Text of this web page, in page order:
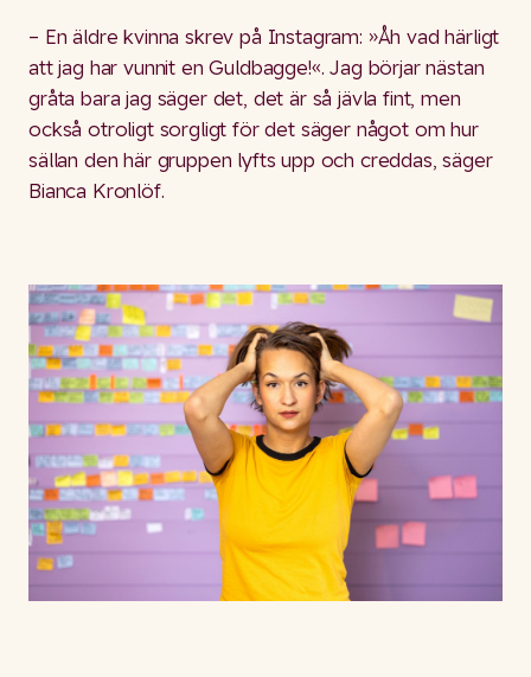
– En äldre kvinna skrev på Instagram: »Åh vad härligt
att jag har vunnit en Guldbagge!«. Jag börjar nästan
gråta bara jag säger det, det är så jävla fint, men
också otroligt sorgligt för det säger något om hur
sällan den här gruppen lyfts upp och creddas, säger
Bianca Kronlöf.